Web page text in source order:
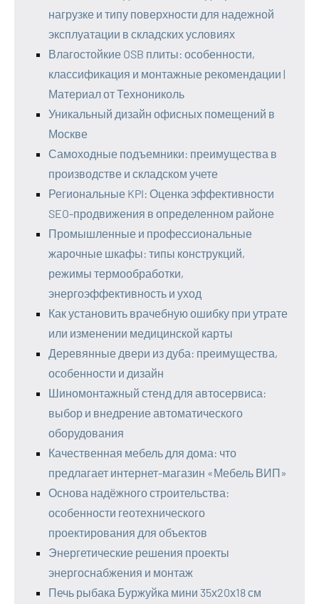
нагрузке и типу поверхности для надежной
эксплуатации в складских условиях
Влагостойкие OSB плиты: особенности,
классификация и монтажные рекомендации |
Материал от Технониколь
Уникальный дизайн офисных помещений в
Москве
Самоходные подъемники: преимущества в
производстве и складском учете
Региональные KPI: Оценка эффективности
SEO-продвижения в определенном районе
Промышленные и профессиональные
жарочные шкафы: типы конструкций,
режимы термообработки,
энергоэффективность и уход
Как установить врачебную ошибку при утрате
или изменении медицинской карты
Деревянные двери из дуба: преимущества,
особенности и дизайн
Шиномонтажный стенд для автосервиса:
выбор и внедрение автоматического
оборудования
Качественная мебель для дома: что
предлагает интернет-магазин «Мебель ВИП»
Основа надёжного строительства:
особенности геотехнического
проектирования для объектов
Энергетические решения проекты
энергоснабжения и монтаж
Печь рыбака Буржуйка мини 35х20х18 см